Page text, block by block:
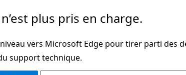
plus pris en charge.
vers Microsoft Edge pour tirer parti des
support technique.